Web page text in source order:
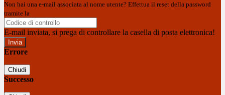
Non hai una e-mail associata al nome utente? Effettua il reset della password
tramite la
E-mail inviata, si prega di controllare la casella di posta elettronica!
Errore
Chiudi
Successo